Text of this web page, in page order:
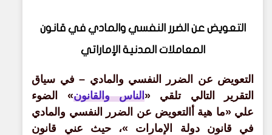
التعويض عن الضرر النفسي والمادي في قانون
المعاملات المدنية الإماراتي
التعويض عن الضرر النفسي والمادي – في سياق
التقرير التالي تلقي «الناس والقانون» الضوء
علي «ما هية أالتعويض عن الضرر النفسي والمادي
في قانون دولة الإمارات »، حيث عني قانون